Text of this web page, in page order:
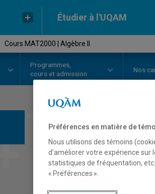
Étudier à l'UQAM
Cours MAT2000 | Algèbre II
Programmes,
cours et admission
Nos
COURS//
Description
Préférences en matière de
Nous utilisons des témoins
d’améliorer votre expérience sur
statistiques de fréquentation,
« Préférences ».